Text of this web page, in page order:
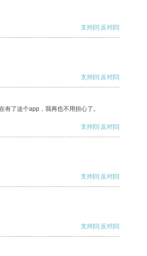
支持[0] 反对[0]
支持[0] 反对[0]
了这个app，我再也不用担心了。
支持[0] 反对[0]
支持[0] 反对[0]
支持[0] 反对[0]